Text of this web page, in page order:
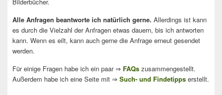
Alle Anfragen beantworte ich natürlich gerne. Allerdings ist kann
es durch die Vielzahl der Anfragen etwas dauern, bis ich antworten
kann. Wenn es eilt, kann auch gerne die Anfrage erneut gesendet
werden.
Für einige Fragen habe ich ein paar ⇒ FAQs zusammengestellt.
Außerdem habe ich eine Seite mit ⇒ Such- und Findetipps erstellt.